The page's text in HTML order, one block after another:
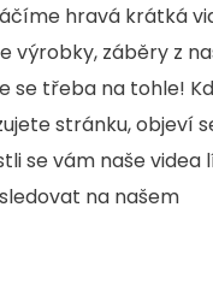
hravá krátká
výrobky, záběry z
se třeba na tohle!
stránku, objeví
se vám naše videa
na našem